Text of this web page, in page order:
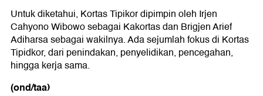
Untuk diketahui, Kortas Tipikor dipimpin oleh Irjen
Cahyono Wibowo sebagai Kakortas dan Brigjen Arief
Adiharsa sebagai wakilnya. Ada sejumlah fokus di Kortas
Tipidkor, dari penindakan, penyelidikan, pencegahan,
hingga kerja sama.
(ond/taa)